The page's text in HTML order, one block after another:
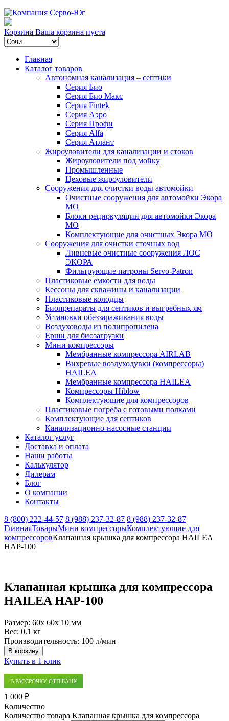
Корзина Ваша корзина пуста
Главная
Каталог товаров
Автономная канализация – септики
Серия Био
Серия Био Макс
Серия Fintek
Серия Аэро
Серия Профи
Серия Alfa
Серия Атлант
Жироуловители для канализации и стоков
Жироуловители под мойку
Промышленные
Цеховые жироуловители
Сооружения для очистки воды автомойки
Очистные сооружения для автомойки Экора
МО
Блоки рециркуляции для автомойки Экора
МО
Комплектующие для очистных Экора МО
Сооружения для очистки сточных вод
Ливневые очистные сооружения ЛОС
ЭКОРА
Фильтрующие патроны Servo-Patron
Пластиковые емкости для воды
Кессоны для скважины и канализации
Пластиковые колодцы
Биопрепараты для септиков и выгребных ям
Установки обеззараживания воды
Воздуховоды из полипропилена
Ерши для биозагрузки
Мини компрессоры
Мембранные компрессора AIRLAB
Вихревые воздуходувки (компрессоры)
HAILEA
Мембранные компрессора HAILEA
Компрессоры Hiblow
Комплектующие для компрессоров
Пластиковые погреба с готовыми полками
Комплектующие для септиков
Канализационно-насосные станции
Каталог услуг
Доставка и оплата
Наши работы
Калькулятор
Дилерам
Блог
О компании
Контакты
8 (800) 222-44-57 8 (988) 237-32-87 8 (988) 237-32-87
ГлавнаяТоварыМини компрессорыКомплектующие для
компрессоровКлапанная крышка для компрессора HAILEA
HAP-100
Клапанная крышка для компрессора
HAILEA HAP-100
Размер: 60x 60x 10 мм
Вес: 0.1 кг
Производительность: 100 л/мин
В корзину
Купить в 1 клик
В РАССРОЧКУ ОТП БАНК
1 000 ₽
Количество
Количество товара Клапанная крышка для компрессора